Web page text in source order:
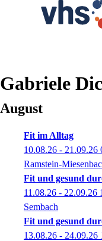
Gabriele
August
Fit im Alltag
10.08.26 - 21.09.26
Ramstein-
Fit und gesund
11.08.26 - 22.09.26
Sembach
Fit und gesund
13.08.26 - 24.09.26